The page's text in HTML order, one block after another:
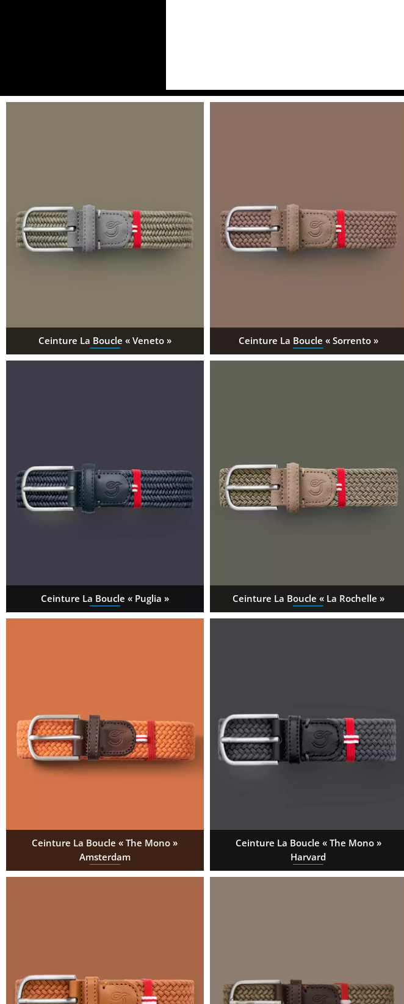
Ceinture La Boucle « Veneto » Ceinture La Boucle « Sorrento »
Ceinture La Boucle « Puglia » Ceinture La Boucle « La Rochelle »
Ceinture La Boucle « The Mono »
Amsterdam
Ceinture La Boucle « The Mono »
Harvard